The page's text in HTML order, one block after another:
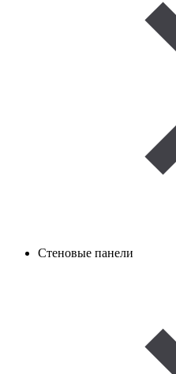
Стеновые панели